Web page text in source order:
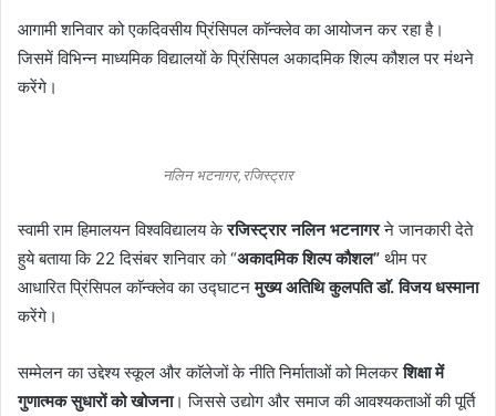
आगामी शनिवार को एकदिवसीय प्रिंसिपल काॅन्क्लेव का आयोजन कर रहा है।
जिसमें विभिन्न माध्यमिक विद्यालयों के प्रिंसिपल अकादमिक शिल्प कौशल पर मंथने
करेंगे।
नलिन भटनागर,रजिस्ट्रार
स्वामी राम हिमालयन विश्वविद्यालय केरजिस्ट्रार नलिन भटनागरने जानकारी देते
हुये बताया कि 22 दिसंबर शनिवार को “अकादमिक शिल्प कौशल” थीम पर
आधारित प्रिंसिपल काॅन्क्लेव का उद्घाटनमुख्य अतिथि कुलपति डाॅ. विजय धस्माना
करेंगे।
सम्मेलन का उद्देश्य स्कूल और काॅलेजों के नीति निर्माताओं को मिलकरशिक्षा में
गुणात्मक सुधारों को खोजना। जिससे उद्योग और समाज की आवश्यकताओं की पूर्ति